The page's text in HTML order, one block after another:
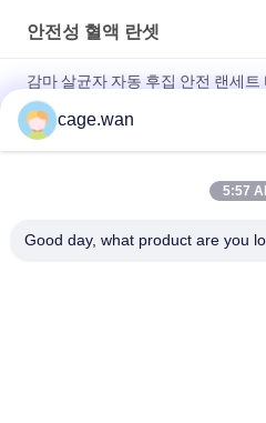
안전성 혈액 란셋
감마 살균자 자동 후집 안전 랜세
신속 시험을 위한 누름 단추식의 안
터 깊이
1.2 밀리미터 1.4 밀리미터 1.8 밀
cage.wan
5:57
Good day, what product are you